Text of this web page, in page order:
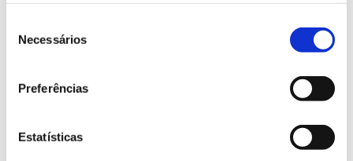
Necessários
Preferências
Estatísticas
para saborear todo o ano
Com uma tradição de milhares de anos, é comum vê-
Falamos da avelã, um fruto oleaginoso de outono
que, desde a Idade da Pedra, tem vindo a afirmar os